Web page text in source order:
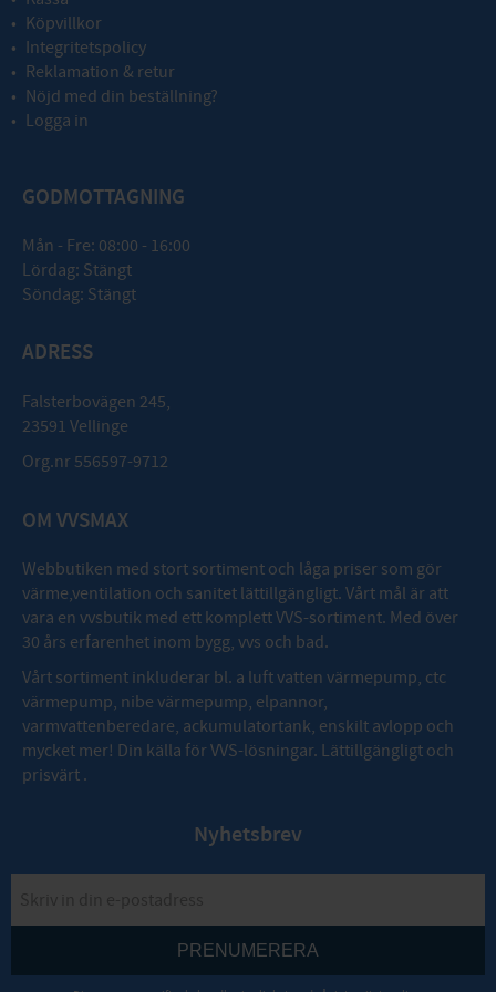
Köpvillkor
Integritetspolicy
Reklamation & retur
Nöjd med din beställning?
Logga in
GODMOTTAGNING
Mån - Fre: 08:00 - 16:00
Lördag: Stängt
Söndag: Stängt
ADRESS
Falsterbovägen 245,
23591 Vellinge
Org.nr 556597-9712
OM VVSMAX
Webbutiken med stort sortiment och låga priser som gör
värme,ventilation och sanitet lättillgängligt. Vårt mål är att
vara en vvsbutik med ett komplett VVS-sortiment. Med över
30 års erfarenhet inom bygg, vvs och bad.
Vårt sortiment inkluderar bl. a luft vatten värmepump, ctc
värmepump, nibe värmepump, elpannor,
varmvattenberedare, ackumulatortank, enskilt avlopp och
mycket mer! Din källa för VVS-lösningar. Lättillgängligt och
prisvärt .
Nyhetsbrev
PRENUMERERA